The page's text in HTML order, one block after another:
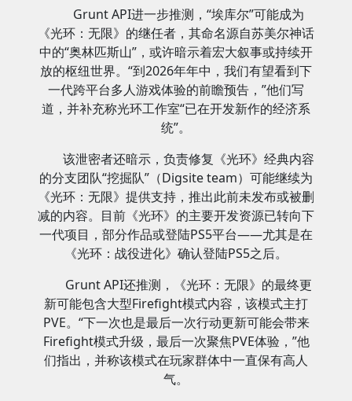
Grunt API进一步推测，“埃库尔”可能成为
《光环：无限》的继任者，其命名源自苏美尔神话
中的“奥林匹斯山”，或许暗示着宏大叙事或持续开
放的枢纽世界。“到2026年年中，我们有望看到下
一代跨平台多人游戏体验的前瞻预告，”他们写
道，并补充称光环工作室“已在开发新作的经济系
统”。
该泄密者还暗示，负责修复《光环》经典内容
的分支团队“挖掘队”（Digsite team）可能继续为
《光环：无限》提供支持，推出此前未发布或被删
减的内容。目前《光环》的主要开发资源已转向下
一代项目，部分作品或登陆PS5平台——尤其是在
《光环：战役进化》确认登陆PS5之后。
Grunt API还推测，《光环：无限》的最终更
新可能包含大型Firefight模式内容，该模式主打
PVE。“下一次也是最后一次行动更新可能会带来
Firefight模式升级，最后一次聚焦PVE体验，”他
们指出，并称该模式在玩家群体中一直保有高人
气。